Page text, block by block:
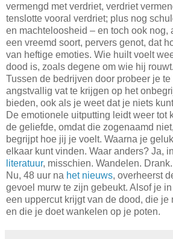
vermengd met verdriet, verdriet
tenslotte vooral verdriet; plus nog
en machteloosheid – en toch ook nog,
een vreemd soort, pervers genot, dat
van heftige emoties. Wie huilt voelt
dood is, zoals degene om wie hij rouwt.
Tussen de bedrijven door probeer je
angstvallig vat te krijgen op het
bieden, ook als je weet dat je niets
De emotionele uitputting leidt weer tot
de geliefde, omdat die zogenaamd
begrijpt hoe jij je voelt. Waarna je
elkaar kunt vinden. Waar anders? Ja, in
literatuur, misschien. Wandelen. Drank.
Nu, 48 uur na het nieuws, overheerst
gevoel murw te zijn gebeukt. Alsof je
een uppercut krijgt van de dood, die je
en die je doet wankelen op je poten.